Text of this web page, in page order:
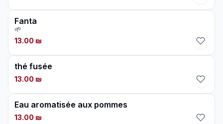
Fanta
🌱
13.00 ₪
thé fusée
13.00 ₪
Eau aromatisée aux pommes
13.00 ₪